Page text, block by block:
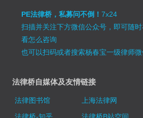
PE法律桥，私募问不倒！7x24
扫描并关注下方微信公众号，即可随时
看怎么咨询
也可以扫码或者搜索杨春宝一级律师
法律桥自媒体及友情链接
法律图书馆 上海法律网